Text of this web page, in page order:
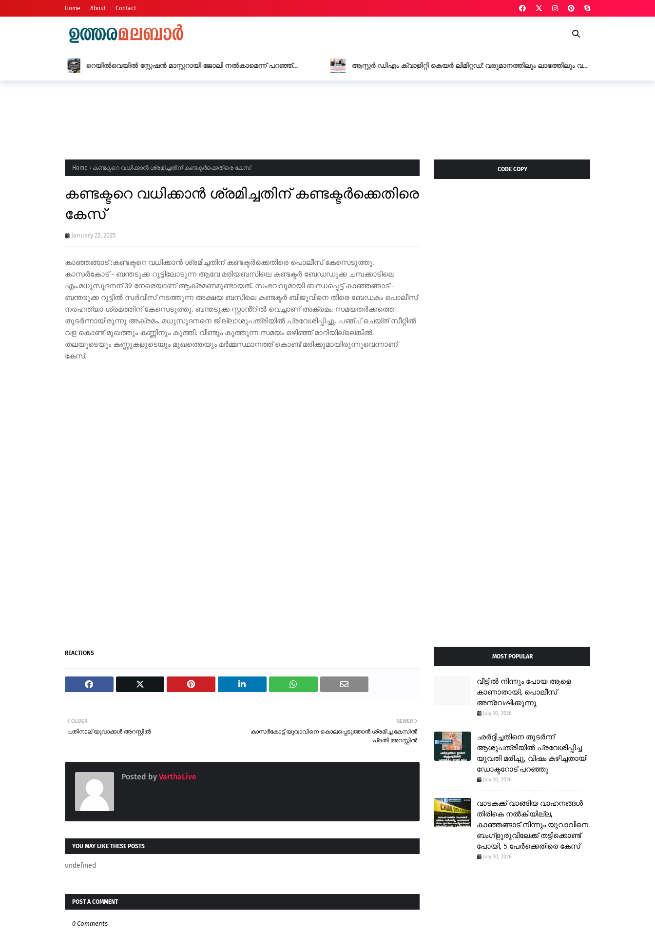
Home About Contact
റെയിൽവെയിൽ സ്റ്റേഷൻ മാസ്റ്ററായി ജോലി നൽകാമെന്ന് പറഞ്ഞ്
ആസ്റ്റർ ഡിഎം ക്വാളിറ്റി കെയർ ലിമിറ്റഡ്: വരുമാനത്തിലും ലാഭത്തിലും വൻ
Home കണ്ടക്ടറെ വധിക്കാൻ ശ്രമിച്ചതിന് കണ്ടക്ടർക്കെതിരെ കേസ്
കണ്ടക്ടറെ വധിക്കാൻ ശ്രമിച്ചതിന് കണ്ടക്ടർക്കെതിരെ
കേസ്
January 22, 2025
കാഞ്ഞങ്ങാട് :കണ്ടക്ടറെ വധിക്കാൻ ശ്രമിച്ചതിന് കണ്ടക്ടർക്കെതിരെ പൊലീസ് കേസെടുത്തു.
കാസർകോട് - ബന്തടുക്ക റൂട്ടിലോടുന്ന ആവേ മരിയബസിലെ കണ്ടക്ടർ ബേഡഡുക്ക ചമ്പക്കാടിലെ
എം.മധുസൂദനന് 39 നേരെയാണ് ആക്രമണമുണ്ടായത്. സംഭവവുമായി ബന്ധപ്പെട്ട് കാഞ്ഞങ്ങാട് -
ബന്തടുക്ക റൂട്ടിൽ സർവീസ് നടത്തുന്ന അക്ഷയ ബസിലെ കണ്ടക്ടർ ബിജുവിനെ തിരെ ബേഡകം പൊലീസ്
നരഹത്യാ ശ്രമത്തിന് കേസെടുത്തു. ബന്തടുക്ക സ്റ്റാൻ്റിൽ വെച്ചാണ് അക്രമം. സമയതർക്കത്തെ
തുടർന്നായിരുന്നു അക്രമം. മധുസൂദനനെ ജില്ലാശുപത്രിയിൽ പ്രവേശിപ്പിച്ചു. പഞ്ച് ചെയ്ത് സീറ്റിൽ
വള കൊണ്ട് മുഖത്തും കണ്ണിനും കുത്തി. വീണ്ടും കുത്തുന്ന സമയം ഒഴിഞ്ഞ് മാറിയില്ലെങ്കിൽ
തലയുടെയും കണ്ണുകളുടെയും മുഖത്തെയും മർമ്മസ്ഥാനത്ത് കൊണ്ട് മരിക്കുമായിരുന്നുവെന്നാണ്
കേസ്.
REACTIONS
NEWER
കാസർകോട്ട് യുവാവിനെ കൊലപ്പെടുത്താൻ ശ്രമിച്ച കേസിൽ
പ്രതി അറസ്റ്റിൽ
OLDER
പതിനാല് യുവാക്കൾ അറസ്റ്റിൽ
Posted by VarthaLive
YOU MAY LIKE THESE POSTS
undefined
POST A COMMENT
0 Comments
CODE COPY
MOST POPULAR
വീട്ടിൽ നിന്നും പോയ ആളെ
കാണാതായി, പൊലീസ്
അന്വേഷിക്കുന്നു
July 30, 2026
ഛർദ്ദിച്ചതിനെ തുടർന്ന്
ആശുപത്രിയിൽ പ്രവേശിപ്പിച്ച
യുവതി മരിച്ചു, വിഷം കഴിച്ചതായി
ഡോക്ടറോട് പറഞ്ഞു
July 30, 2026
വാടകക്ക് വാങ്ങിയ വാഹനങ്ങൾ
തിരികെ നൽകിയില്ല,
കാഞ്ഞങ്ങാട് നിന്നും യുവാവിനെ
ബംഗ്ളുരുവിലേക്ക് തട്ടിക്കൊണ്ട്
പോയി, 5 പേർക്കെതിരെ കേസ്
July 30, 2026